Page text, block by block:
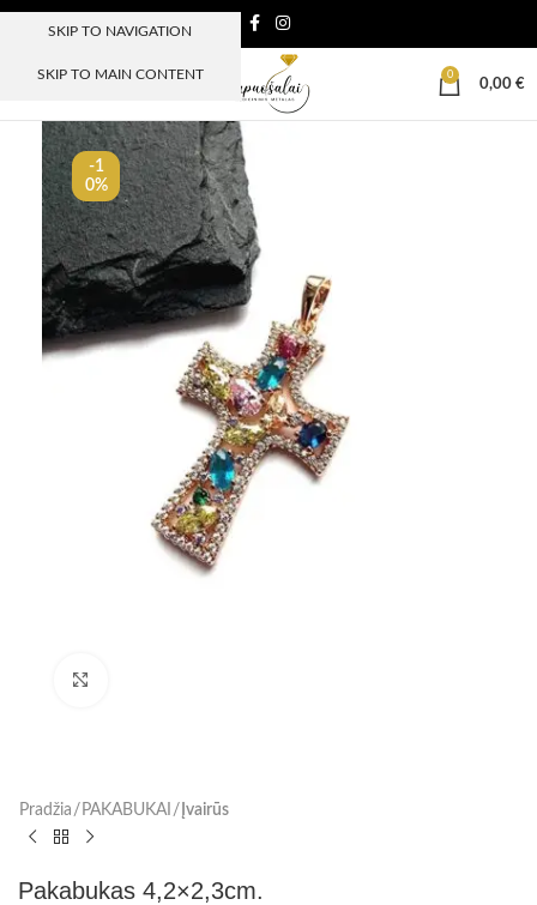
SKIP TO NAVIGATION
SKIP TO MAIN CONTENT
MENIU
0
0,00 €
-1
0%
Pradžia PAKABUKAI Įvairūs
Pakabukas 4,2×2,3cm.